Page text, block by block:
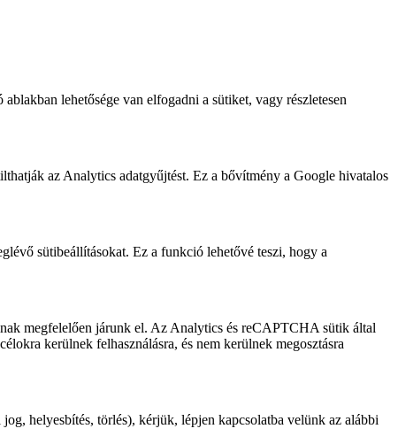
lehetősége van elfogadni a sütiket, vagy részletesen
az Analytics adatgyűjtést. Ez a bővítmény a Google hivatalos
sütibeállításokat. Ez a funkció lehetővé teszi, hogy a
megfelelően járunk el. Az Analytics és reCAPTCHA sütik által
kerülnek felhasználásra, és nem kerülnek megosztásra
helyesbítés, törlés), kérjük, lépjen kapcsolatba velünk az alábbi